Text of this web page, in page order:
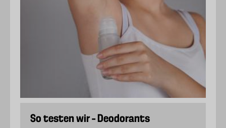
So testen wir – Deodorants